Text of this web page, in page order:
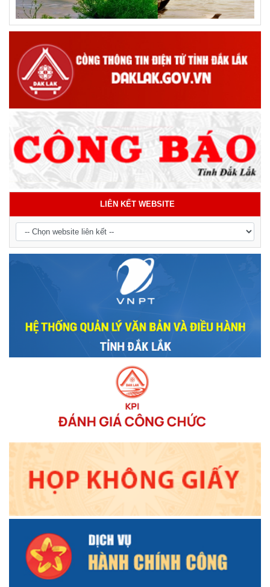
LIÊN KẾT WEBSITE